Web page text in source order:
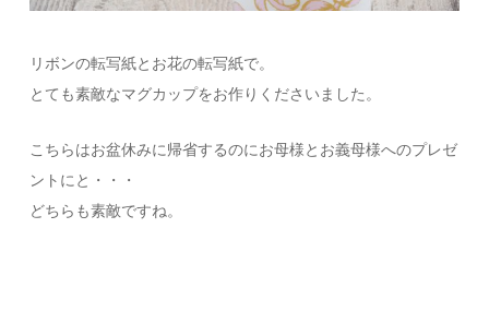
リボンの転写紙とお花の転写紙で。
とても素敵なマグカップをお作りくださいました。
こちらはお盆休みに帰省するのにお母様とお義母様へのプレゼ
ントにと・・・
どちらも素敵ですね。